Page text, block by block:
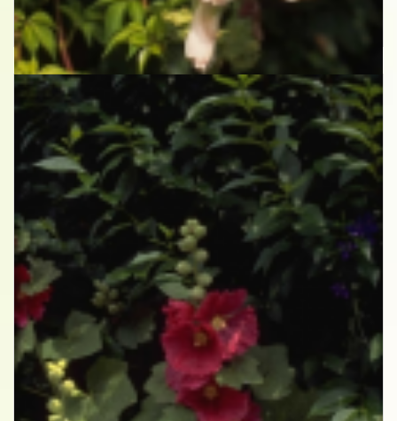
Stokroos
Alcea rosea wit